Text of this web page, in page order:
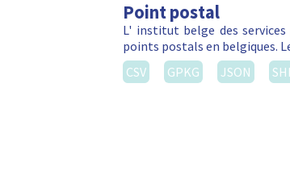
Point postal
L' institut belge des
points postals en belgiques.
CSV
GPKG JSON